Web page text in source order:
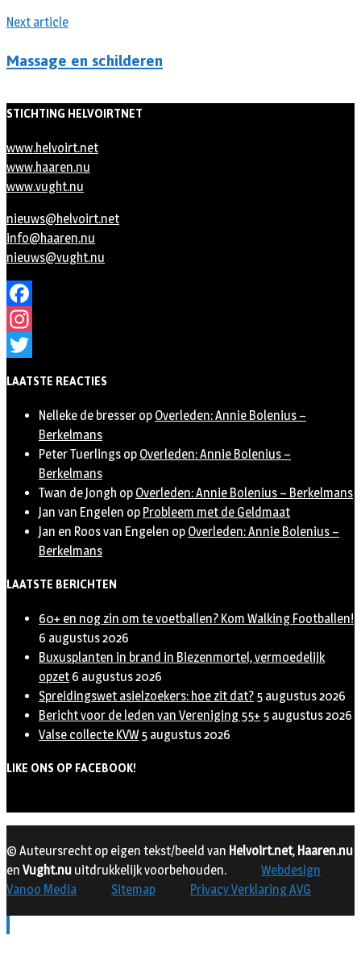
Next article
Massage en schilderen
STICHTING HELVOIRTNET
www.helvoirt.net
www.haaren.nu
www.vught.nu
nieuws@helvoirt.net
info@haaren.nu
nieuws@vught.nu
Facebook
Instagram
LAATSTE REACTIES
Nelleke de bresser op Overleden: Annie Bolenius –
Berkelmans
Peter Tuerlings op Overleden: Annie Bolenius –
Berkelmans
Twan de Jongh op Overleden: Annie Bolenius – Berkelmans
Jan van Engelen op Probleem met de Geldmaat
Jan en Roos van Engelen op Overleden: Annie Bolenius –
Berkelmans
LAATSTE BERICHTEN
60+ en nog zin om te voetballen? Kom Walking Footballen!
6 augustus 2026
Buxusplanten in brand in Biezenmortel, vermoedelijk
opzet 6 augustus 2026
Spreidingswet asielzoekers: hoe zit dat? 5 augustus 2026
Bericht voor de leden van Vereniging 55+ 5 augustus 2026
Valse collecte KVW 5 augustus 2026
LIKE ONS OP FACEBOOK!
© Auteursrecht op eigen tekst/beeld van Helvoirt.net, Haaren.nu
en Vught.nu uitdrukkelijk voorbehouden.
Webdesign
Vanoo Media
Sitemap Privacy Verklaring AVG